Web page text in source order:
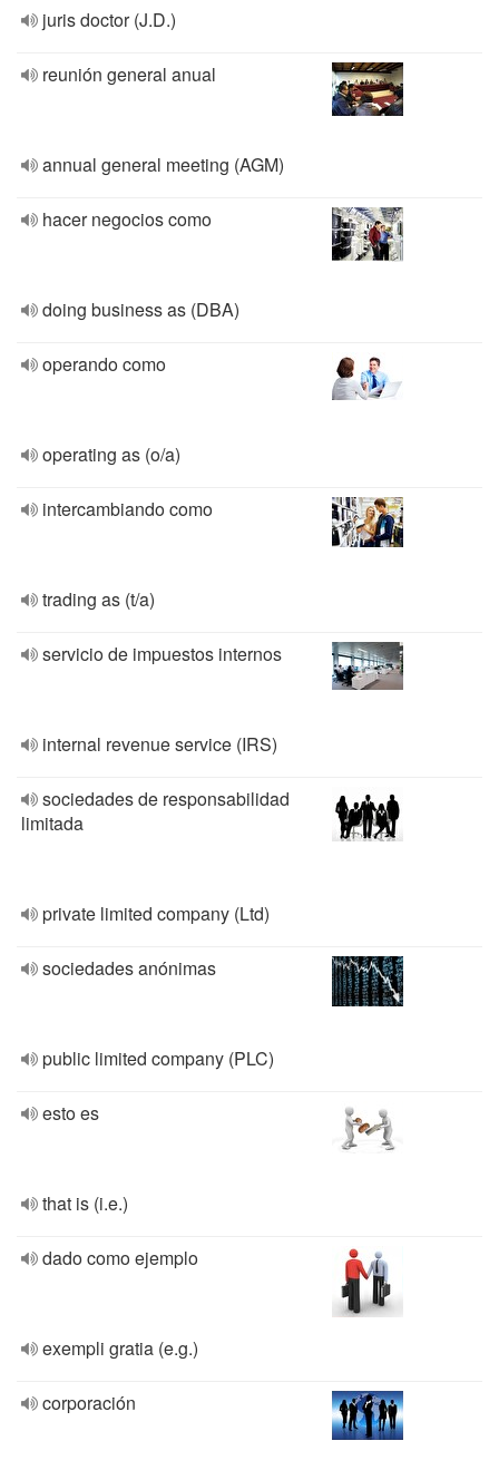
juris doctor (J.D.)
reunión general anual
annual general meeting (AGM)
hacer negocios como
doing business as (DBA)
operando como
operating as (o/a)
intercambiando como
trading as (t/a)
servicio de impuestos internos
internal revenue service (IRS)
sociedades de responsabilidad
limitada
private limited company (Ltd)
sociedades anónimas
public limited company (PLC)
esto es
that is (i.e.)
dado como ejemplo
exempli gratia (e.g.)
corporación